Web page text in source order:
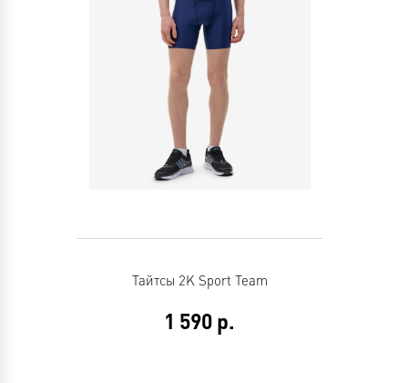
Тайтсы 2K Sport Team
1 590 р.